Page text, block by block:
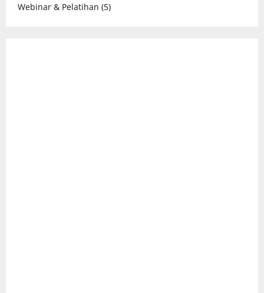
Webinar & Pelatihan (5)